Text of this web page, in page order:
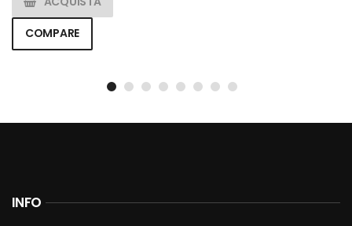
COMPARE
INFO